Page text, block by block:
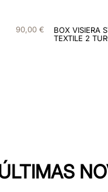
90,00 €
BOX VISIERA
TEXTILE 2